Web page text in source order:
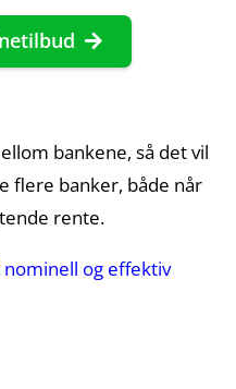
bankene, så det vil
flere banker, både når
rente.
og effektiv